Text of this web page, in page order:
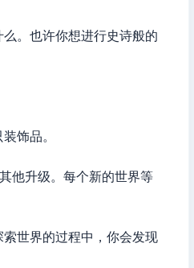
。也许你想进行史诗般的
饰品。
他升级。每个新的世界等
世界的过程中，你会发现